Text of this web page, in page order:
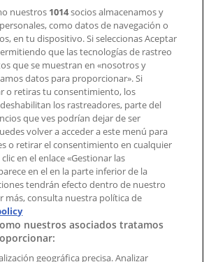
y de marketing
en el mapa
problema en la web o en la
nuestros 1014socios almacenamos y
como datos de navegación o
en tu dispositivo. Si seleccionas Aceptar
que las tecnologías de rastreo
que se muestran en «nosotros y
datos para proporcionar». Si
o retiras tu consentimiento, los
los rastreadores, parte del
que ves podrían dejar de ser
volver a acceder a este menú para
o retirar el consentimiento en cualquier
en el enlace «Gestionar las
en el en la parte inferior de la
tendrán efecto dentro de nuestro
más, consulta nuestra política de
nuestros asociados tratamos
geográfica precisa. Analizar